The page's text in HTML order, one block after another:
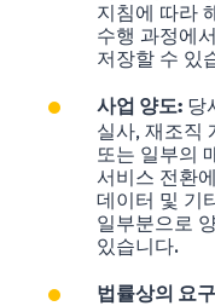
지침에 따라
수행 과정에
저장할 수 있
사업 양도: 당
실사, 재조직
또는 일부의
서비스 전환
데이터 및 기
일부분으로
있습니다.
법률상의 요